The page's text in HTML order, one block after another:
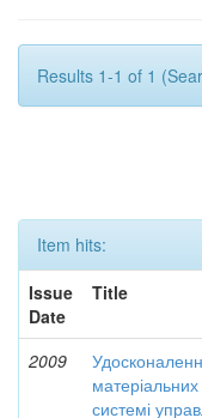
Results 1-1 of 1
Item hits:
Issue
Date
Title
2009
матеріальних
системі